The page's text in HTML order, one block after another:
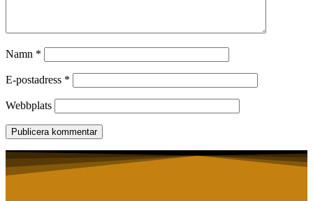
Namn *
E-postadress *
Webbplats